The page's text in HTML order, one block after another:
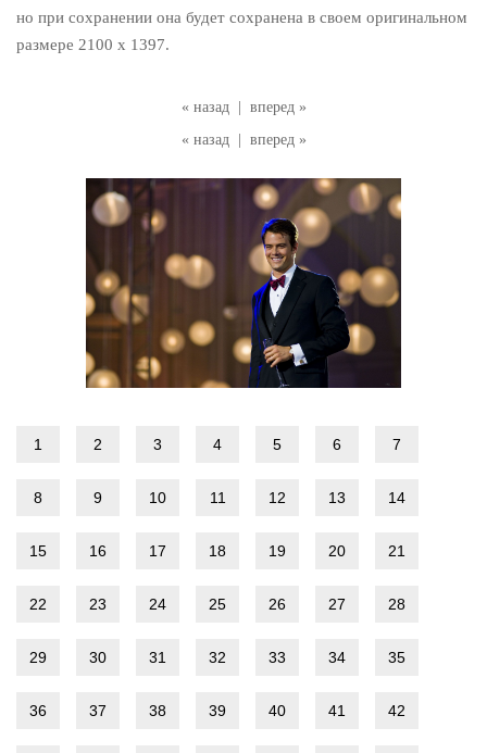
« назад
вперед »
« назад
вперед »
но при сохранении она будет сохранена в своем оригинальном
размере 2100 x 1397.
1 2 3 4 5 6 7
8 9 10 11 12 13 14
15 16 17 18 19 20 21
22 23 24 25 26 27 28
29 30 31 32 33 34 35
36 37 38 39 40 41 42